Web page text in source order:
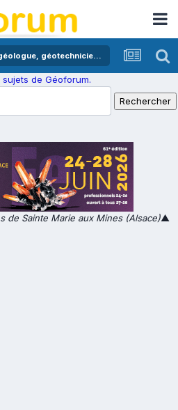
Offres d' emploi ou de stage (géologue, géotechnicien,...)
de Géoforum.
de Sainte Marie aux Mines (Alsace)▲